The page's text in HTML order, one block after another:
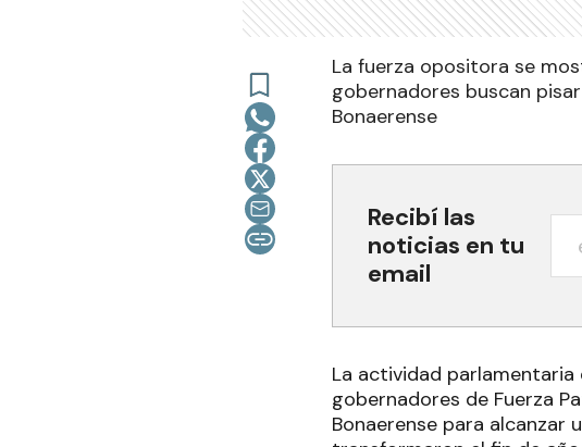
La fuerza opositora se
gobernadores buscan
Bonaerense
Recibí las
noticias en tu
email
La actividad parlamentaria
gobernadores de Fuerza
Bonaerense para alcanzar